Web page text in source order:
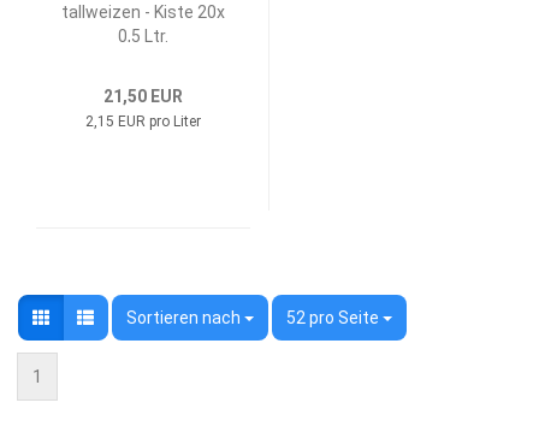
tall­wei­zen - Kiste 20x
0,5 Ltr.
21,50 EUR
2,15 EUR pro Liter
Sortieren nach
Sortieren nach 52 pro Seite
pro Seite
1